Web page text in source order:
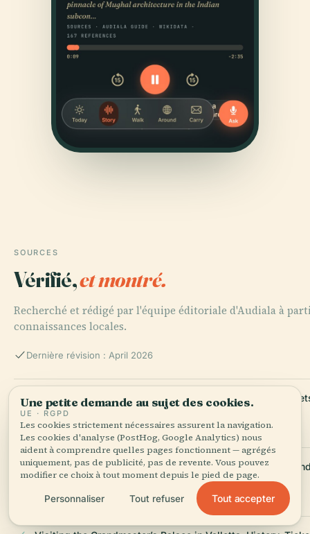
SOURCES
Vérifié,et montré.
Recherché et rédigé par l'équipe éditoriale d'Audiala à
connaissances locales.
Dernière révision : April 2026
Visiting the Grandmaster’s Palace in Valletta: Hours,
[https://heritagemalta.mt/explore/grand-masters-palace/]
Grand Master’s Palace Valletta: Visiting Hours, Tickets,
malta.org/grand-masters-palace-and-armoury-2/]
Une petite demande au sujet des cookies.
UE · RGPD
Les cookies strictement nécessaires assurent la navigation.
Les cookies d'analyse (PostHog, Google Analytics) nous
aident à comprendre quelles pages fonctionnent — agrégés
uniquement, pas de publicité, pas de revente. Vous pouvez
modifier ce choix à tout moment depuis le pied de page.
Personnaliser Tout refuser Tout accepter